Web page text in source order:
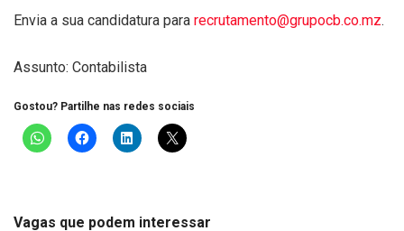
Envia a sua candidatura para recrutamento@grupocb.co.mz.
Assunto: Contabilista
Gostou? Partilhe nas redes sociais
Vagas que podem interessar